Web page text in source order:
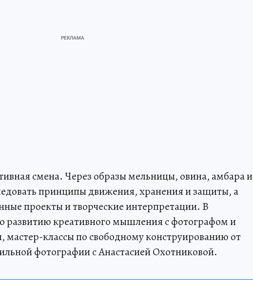
смена. Через образы мельницы, овина, амбара и
принципы движения, хранения и защиты, а
проекты и творческие интерпретации. В
развитию креативного мышления с фотографом и
мастер-классы по свободному конструированию от
фотографии с Анастасией Охотниковой.